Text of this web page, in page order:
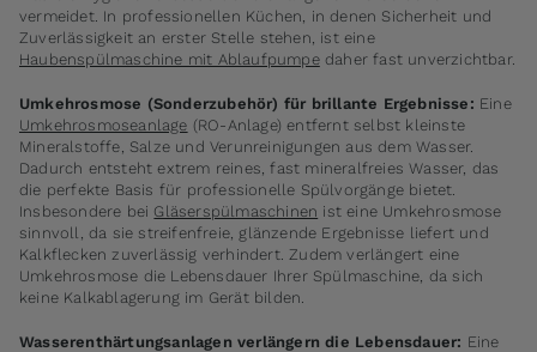
vermeidet. In professionellen Küchen, in denen Sicherheit und
Zuverlässigkeit an erster Stelle stehen, ist eine
Haubenspülmaschine mit Ablaufpumpedaher fast unverzichtbar.
Umkehrosmose (Sonderzubehör) für brillante Ergebnisse: Eine
Umkehrosmoseanlage (RO-Anlage) entfernt selbst kleinste
Mineralstoffe, Salze und Verunreinigungen aus dem Wasser.
Dadurch entsteht extrem reines, fast mineralfreies Wasser, das
die perfekte Basis für professionelle Spülvorgänge bietet.
Insbesondere bei Gläserspülmaschinen ist eine Umkehrosmose
sinnvoll, da sie streifenfreie, glänzende Ergebnisse liefert und
Kalkflecken zuverlässig verhindert. Zudem verlängert eine
Umkehrosmose die Lebensdauer Ihrer Spülmaschine, da sich
keine Kalkablagerung im Gerät bilden.
Wasserenthärtungsanlagen verlängern die Lebensdauer: Eine